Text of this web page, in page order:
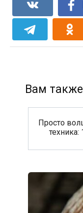
Вам
Просто